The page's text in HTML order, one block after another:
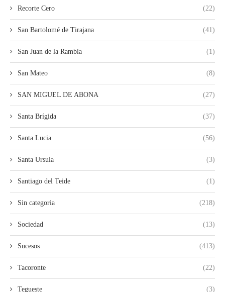
Recorte Cero (22)
San Bartolomé de Tirajana (41)
San Juan de la Rambla (1)
San Mateo (8)
SAN MIGUEL DE ABONA (27)
Santa Brígida (37)
Santa Lucia (56)
Santa Ursula (3)
Santiago del Teide (1)
Sin categoria (218)
Sociedad (13)
Sucesos (413)
Tacoronte (22)
Tegueste (3)